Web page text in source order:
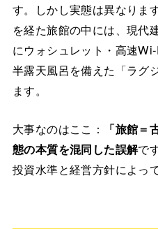
す。しかし実態は異なりま
を経た旅館の中には、現代
にウォシュレット・高速
半露天風呂を備えた「ラグ
ます。
大事なのはここ：
「旅館＝
態の本質を混同した誤解で
投資水準と経営方針によっ